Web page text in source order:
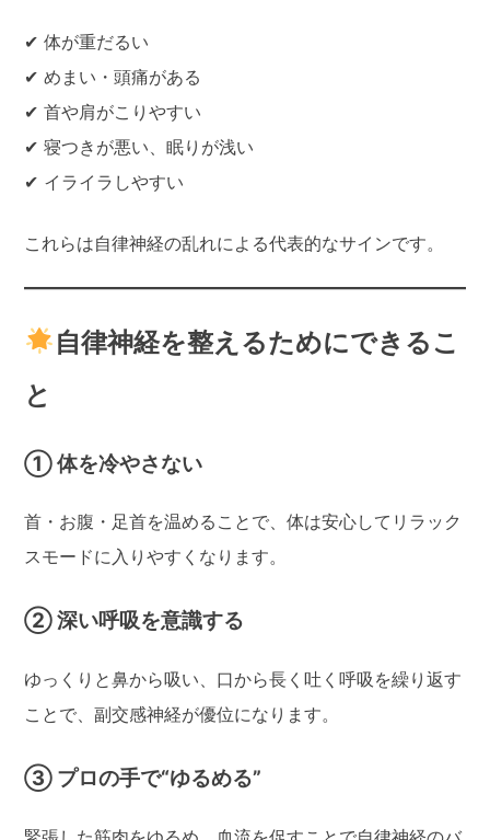
✔ 体が重だるい
✔ めまい・頭痛がある
✔ 首や肩がこりやすい
✔ 寝つきが悪い、眠りが浅い
✔ イライラしやすい
これらは自律神経の乱れによる代表的なサインです。
自律神経を整えるためにできるこ
と
① 体を冷やさない
首・お腹・足首を温めることで、体は安心してリラック
スモードに入りやすくなります。
② 深い呼吸を意識する
ゆっくりと鼻から吸い、口から長く吐く呼吸を繰り返す
ことで、副交感神経が優位になります。
③ プロの手で“ゆるめる”